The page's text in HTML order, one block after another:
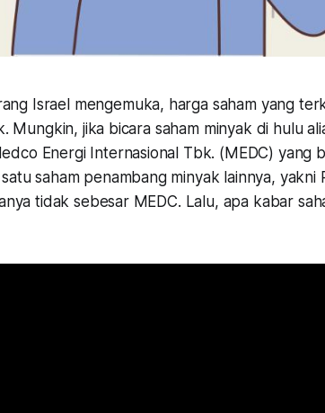
Israel mengemuka, harga saham yang
Mungkin, jika bicara saham minyak di hulu
Energi Internasional Tbk. (MEDC) yang
saham penambang minyak lainnya, yakni
tidak sebesar MEDC. Lalu, apa kabar